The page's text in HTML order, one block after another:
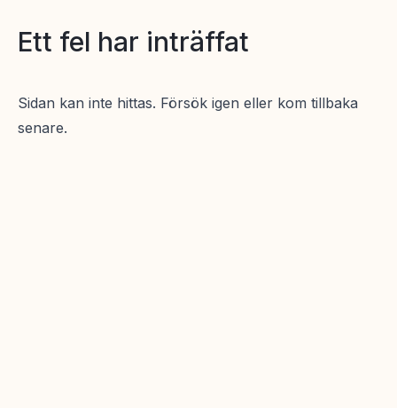
Ett fel har inträffat
Sidan kan inte hittas. Försök igen eller kom tillbaka
senare.